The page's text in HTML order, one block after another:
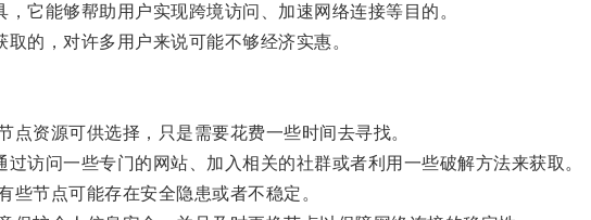
能够帮助用户实现跨境访问、加速网络连接等目的。
，对许多用户来说可能不够经济实惠。
资源可供选择，只是需要花费一些时间去寻找。
问一些专门的网站、加入相关的社群或者利用一些破解方法来获取。
节点可能存在安全隐患或者不稳定。